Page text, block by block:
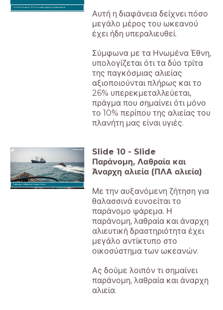
Ο Ο.Η.Ε εκτιμά ότι 90% των ειδών ψαριών υπεραλιεύονται.
Αυτή η διαφάνεια δείχνει πόσο
μεγάλο μέρος του ωκεανού
έχει ήδη υπεραλιευθεί.
Σύμφωνα με τα Ηνωμένα Έθνη,
υπολογίζεται ότι τα δύο τρίτα
της παγκόσμιας αλιείας
αξιοποιούνται πλήρως και το
26% υπερεκμεταλλεύεται,
πράγμα που σημαίνει ότι μόνο
το 10% περίπου της αλιείας του
πλανήτη μας είναι υγιές.
Παράνομη, Λαθραία και Άναρχη Αλιεία
Slide 10 - Slide
Παράνομη, Λαθραία και
Άναρχη αλιεία (ΠΛΑ αλιεία)
Με την αυξανόμενη ζήτηση για
θαλασσινά ευνοείται το
παράνομο ψάρεμα. Η
παράνομη, λαθραία και άναρχη
αλιευτική δραστηριότητα έχει
μεγάλο αντίκτυπο στο
οικοσύστημα των ωκεανών.
Ας δούμε λοιπόν τι σημαίνει
παράνομη, λαθραία και άναρχη
αλιεία.